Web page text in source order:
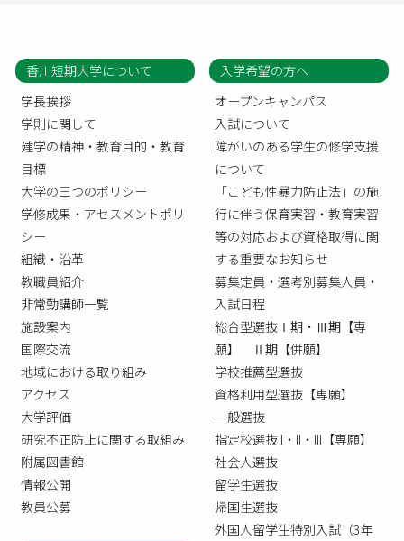
香川短期大学について
学長挨拶
学則に関して
建学の精神・教育目的・教育
目標
大学の三つのポリシー
学修成果・アセスメントポリ
シー
組織・沿革
教職員紹介
非常勤講師一覧
施設案内
国際交流
地域における取り組み
アクセス
大学評価
研究不正防止に関する取組み
附属図書館
情報公開
教員公募
入学希望の方へ
オープンキャンパス
入試について
障がいのある学生の修学支援
について
「こども性暴力防止法」の施
行に伴う保育実習・教育実習
等の対応および資格取得に関
する重要なお知らせ
募集定員・選考別募集人員・
入試日程
総合型選抜Ⅰ期・Ⅲ期【専
願】 Ⅱ期【併願】
学校推薦型選抜
資格利用型選抜【専願】
一般選抜
指定校選抜 I・II・III【専願】
社会人選抜
留学生選抜
帰国生選抜
外国人留学生特別入試（3年